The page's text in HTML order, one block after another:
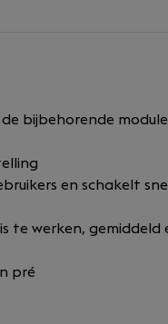
bijbehorende
en schakelt
te werken, gemiddeld
pré